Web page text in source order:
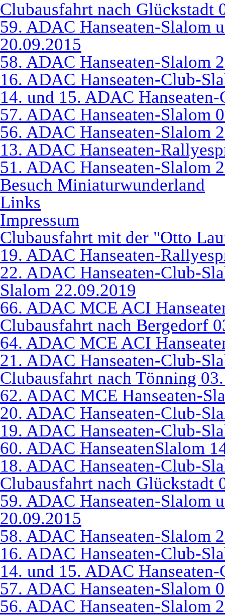
Clubausfahrt nach Glückstadt
59. ADAC Hanseaten-Slalom
20.09.2015
58. ADAC Hanseaten-Slalom
16. ADAC Hanseaten-Club-
14. und 15. ADAC
57. ADAC Hanseaten-Slalom
56. ADAC Hanseaten-Slalom
13. ADAC Hanseaten-
51. ADAC Hanseaten-Slalom
Besuch Miniaturwunderland
Links
Impressum
Clubausfahrt mit der "Otto
19. ADAC Hanseaten-
22. ADAC Hanseaten-Club-
Slalom 22.09.2019
66. ADAC MCE ACI
Clubausfahrt nach Bergedorf
64. ADAC MCE ACI
21. ADAC Hanseaten-Club-
Clubausfahrt nach Tönning
62. ADAC MCE Hanseaten-
20. ADAC Hanseaten-Club-
19. ADAC Hanseaten-Club-
60. ADAC HanseatenSlalom
18. ADAC Hanseaten-Club-
Clubausfahrt nach Glückstadt
59. ADAC Hanseaten-Slalom
20.09.2015
58. ADAC Hanseaten-Slalom
16. ADAC Hanseaten-Club-
14. und 15. ADAC
57. ADAC Hanseaten-Slalom
56. ADAC Hanseaten-Slalom